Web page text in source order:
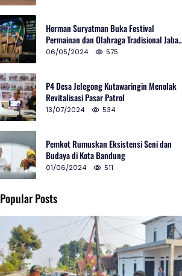
Herman Suryatman Buka Festival
Permainan dan Olahraga Tradisional Jabar
2024 di Gedung Teater Tertutup
06/05/2024 575
P4 Desa Jelegong Kutawaringin Menolak
Revitalisasi Pasar Patrol
13/07/2024 534
Pemkot Rumuskan Eksistensi Seni dan
Budaya di Kota Bandung
01/06/2024 511
Popular Posts